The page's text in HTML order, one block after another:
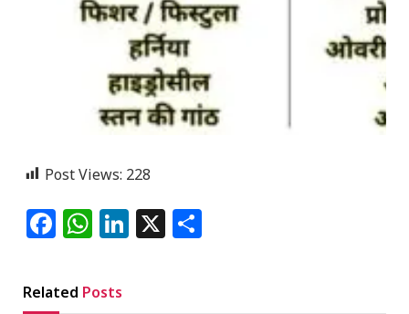
Post Views: 228
Facebook
WhatsApp
LinkedIn
X
Related Posts